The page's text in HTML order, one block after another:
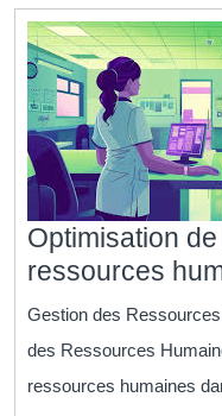
sport
et
Optimisation
ressources
Gestion des
des Ressources
ressources humaines